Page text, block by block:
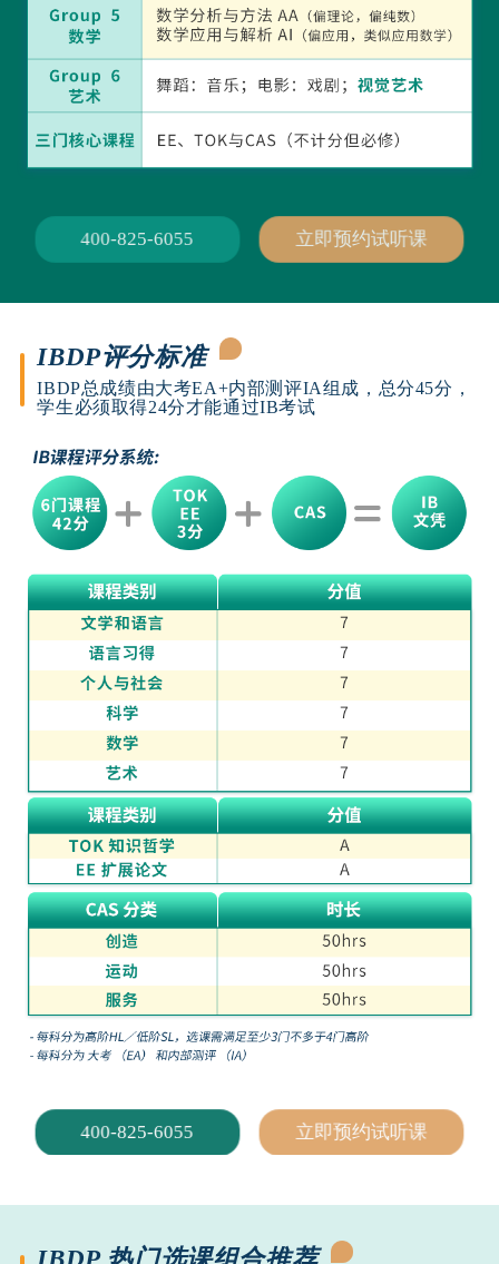
400-825-6055 立即预约试听课
IBDP评分标准
IBDP总成绩由大考EA+内部测评IA组成，总分45分，
学生必须取得24分才能通过IB考试
400-825-6055 立即预约试听课